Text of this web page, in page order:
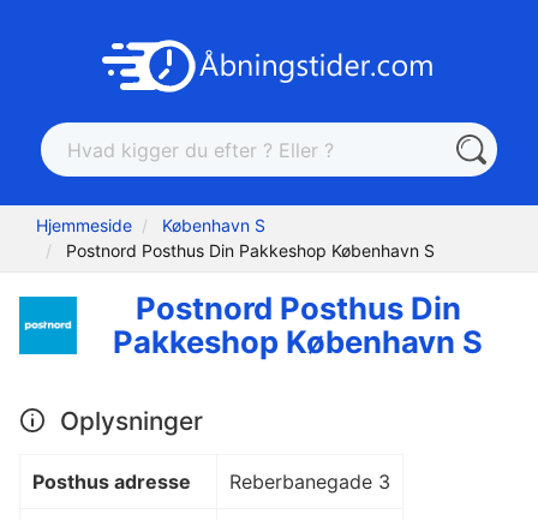
Hjemmeside
København S
Postnord Posthus Din Pakkeshop København S
Postnord Posthus Din
Pakkeshop København S
Oplysninger
Posthus adresse Reberbanegade 3